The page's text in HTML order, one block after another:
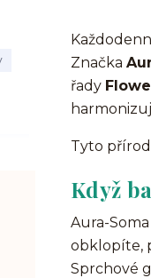
Značka
řady
Tyto
Když
Aura-
obklopíte,
Sprchové